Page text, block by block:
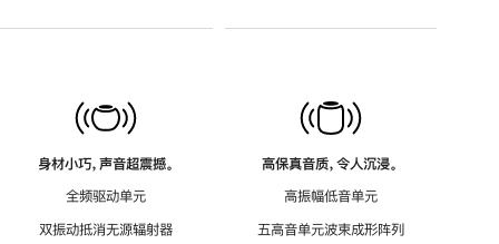
身材小巧，声音超震撼。
全频驱动单元
双振动抵消无源辐射器
高保真音质，令人沉浸。
高振幅低音单元
五高音单元波束成形阵列